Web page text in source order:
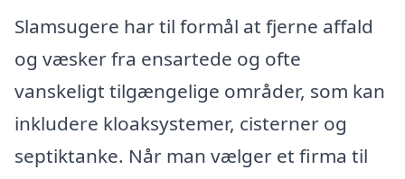
Slamsugere har til formål at fjerne affald
og væsker fra ensartede og ofte
vanskeligt tilgængelige områder, som kan
inkludere kloaksystemer, cisterner og
septiktanke. Når man vælger et firma til